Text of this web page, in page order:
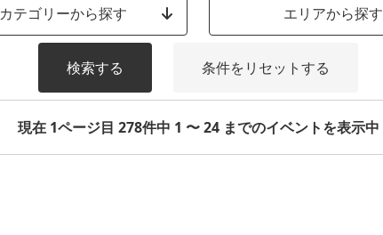
カテゴリーから探す エリアから探す
検索する 条件をリセットする
現在 1ページ目 278件中 1 〜 24 までのイベントを表示中